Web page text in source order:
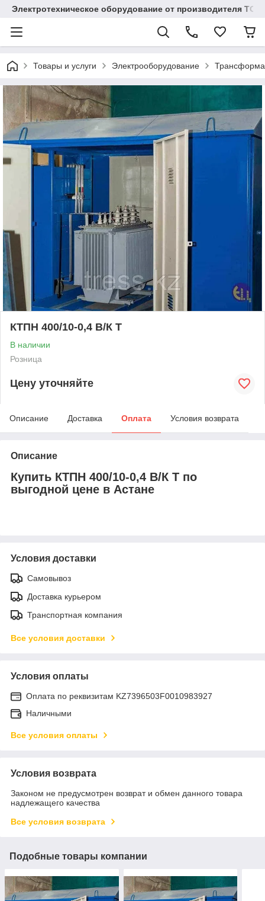
Электротехническое оборудование от производителя TOO
Товары и услуги Электрооборудование
КТПН 400/10-0,4 В/К Т
В наличии
Розница
Цену уточняйте
Описание Доставка Оплата Условия возврата
Описание
Купить КТПН 400/10-0,4 В/К Т по
выгодной цене в Астане
Условия доставки
Самовывоз
Доставка курьером
Транспортная компания
Все условия доставки
Условия оплаты
Оплата по реквизитам KZ7396503F0010983927
Наличными
Все условия оплаты
Условия возврата
Законом не предусмотрен возврат и обмен данного товара
надлежащего качества
Все условия возврата
Подобные товары компании